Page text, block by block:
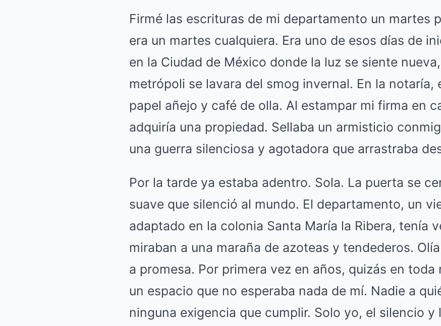
Firmé las escrituras de mi departamento un martes
era un martes cualquiera. Era uno de esos días de
en la Ciudad de México donde la luz se siente
metrópoli se lavara del smog invernal. En la notaría,
papel añejo y café de olla. Al estampar mi firma en
adquiría una propiedad. Sellaba un armisticio
una guerra silenciosa y agotadora que arrastraba
Por la tarde ya estaba adentro. Sola. La puerta se
suave que silenció al mundo. El departamento, un
adaptado en la colonia Santa María la Ribera, tenía
miraban a una maraña de azoteas y tendederos.
a promesa. Por primera vez en años, quizás en toda
un espacio que no esperaba nada de mí. Nadie a
ninguna exigencia que cumplir. Solo yo, el silencio y